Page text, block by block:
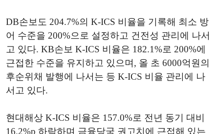
DB손보도 204.7%의 K-ICS 비율을 기록해 최소 방
어 수준을 200%으로 설정하고 건전성 관리에 나서
고 있다. KB손보 K-ICS 비율은 182.1%로 200%에
근접한 수준을 유지하고 있으며, 올 초 6000억원의
후순위채 발행에 나서는 등 K-ICS 비율 관리에 나
서고 있다.
현대해상 K-ICS 비율은 157.0%로 전년 동기 대비
16.2%p 하락하며 금융당국 권고치에 근접해 있는